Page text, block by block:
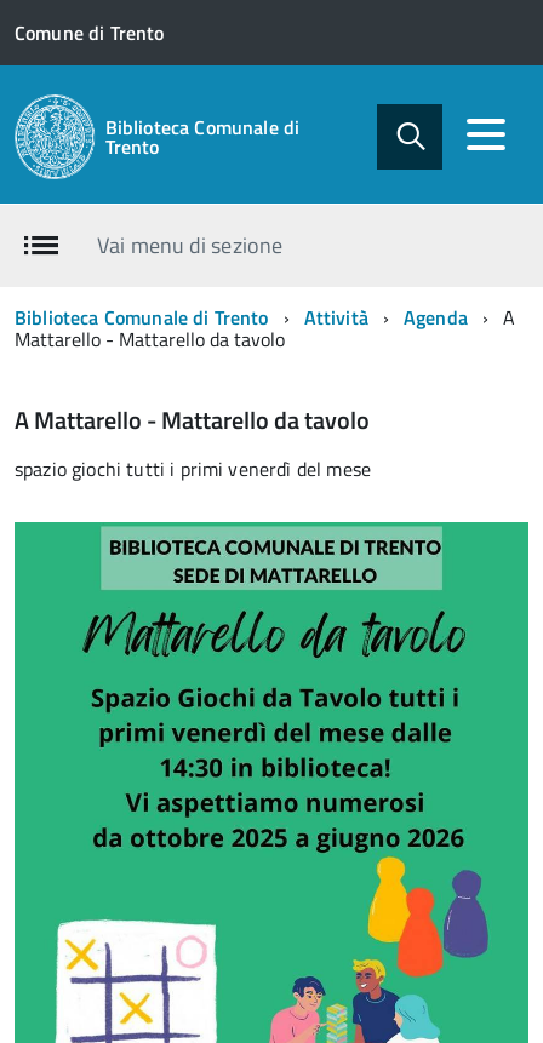
Comune di Trento
Biblioteca Comunale di
Trento
Vai menu di sezione
Biblioteca Comunale di Trento Attività Agenda A
Mattarello - Mattarello da tavolo
A Mattarello - Mattarello da tavolo
spazio giochi tutti i primi venerdì del mese